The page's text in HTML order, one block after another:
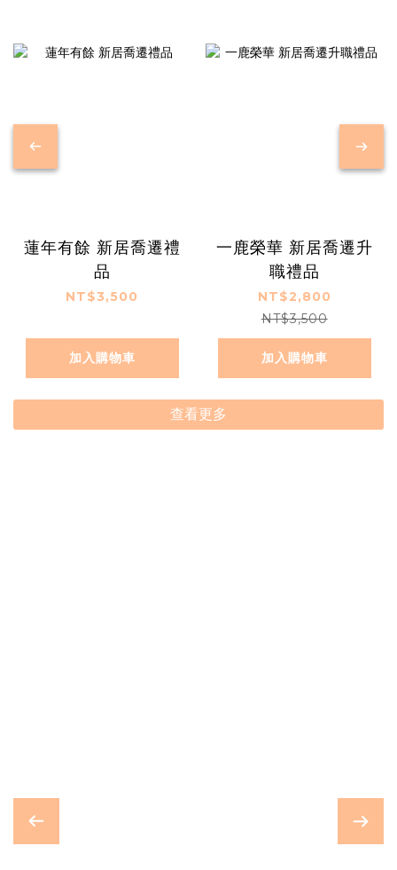
蓮年有餘 新居喬遷禮
品
NT$3,500
加入購物車
一鹿榮華 新居喬遷升
職禮品
NT$2,800
NT$3,500
加入購物車
查看更多